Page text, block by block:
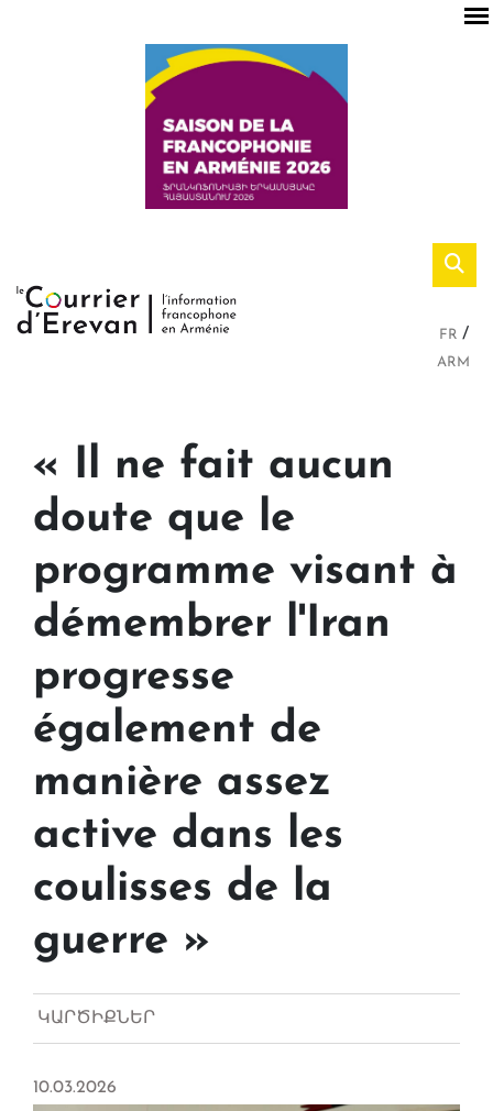
FR
ARM
« Il ne fait aucun
doute que le
programme visant à
démembrer l'Iran
progresse
également de
manière assez
active dans les
coulisses de la
guerre »
ԿԱՐԾԻՔՆԵՐ
10.03.2026